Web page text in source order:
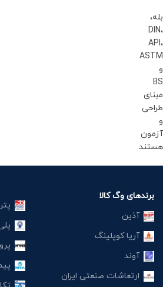
بله،
DIN،
API،
ASTM
و
BS
مبنای
طراحی
و
آزمون
هستند.
برندهای وگ کالا
آذین
آریا کوپلینگ
آوند
ارتعاشات صنعتی ایران